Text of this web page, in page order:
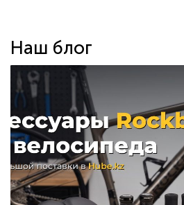
Наш блог